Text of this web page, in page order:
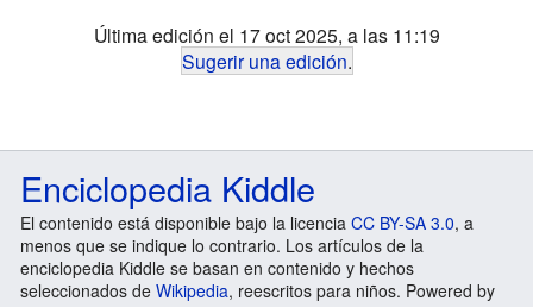
Última edición el 17 oct 2025, a las 11:19
Sugerir una edición.
Enciclopedia Kiddle
El contenido está disponible bajo la licencia CC BY-SA 3.0, a
menos que se indique lo contrario. Los artículos de la
enciclopedia Kiddle se basan en contenido y hechos
seleccionados de Wikipedia, reescritos para niños. Powered by